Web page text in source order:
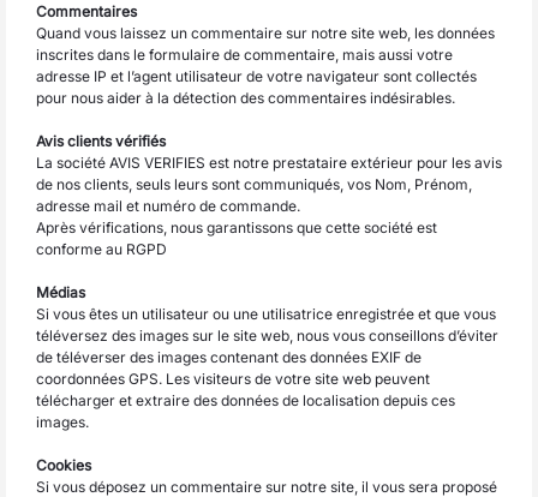
Commentaires
Quand vous laissez un commentaire sur notre site web, les données
inscrites dans le formulaire de commentaire, mais aussi votre
adresse IP et l’agent utilisateur de votre navigateur sont collectés
pour nous aider à la détection des commentaires indésirables.
Avis clients vérifiés
La société AVIS VERIFIES est notre prestataire extérieur pour les avis
de nos clients, seuls leurs sont communiqués, vos Nom, Prénom,
adresse mail et numéro de commande.
Après vérifications, nous garantissons que cette société est
conforme au RGPD
Médias
Si vous êtes un utilisateur ou une utilisatrice enregistrée et que vous
téléversez des images sur le site web, nous vous conseillons d’éviter
de téléverser des images contenant des données EXIF de
coordonnées GPS. Les visiteurs de votre site web peuvent
télécharger et extraire des données de localisation depuis ces
images.
Cookies
Si vous déposez un commentaire sur notre site, il vous sera proposé